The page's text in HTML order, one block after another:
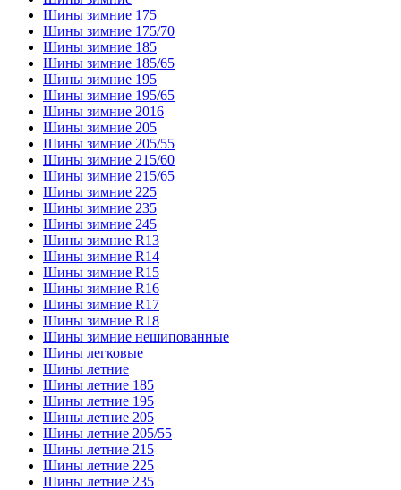
Шины зимние 175
Шины зимние 175/70
Шины зимние 185
Шины зимние 185/65
Шины зимние 195
Шины зимние 195/65
Шины зимние 2016
Шины зимние 205
Шины зимние 205/55
Шины зимние 215/60
Шины зимние 215/65
Шины зимние 225
Шины зимние 235
Шины зимние 245
Шины зимние R13
Шины зимние R14
Шины зимние R15
Шины зимние R16
Шины зимние R17
Шины зимние R18
Шины зимние нешипованные
Шины легковые
Шины летние
Шины летние 185
Шины летние 195
Шины летние 205
Шины летние 205/55
Шины летние 215
Шины летние 225
Шины летние 235